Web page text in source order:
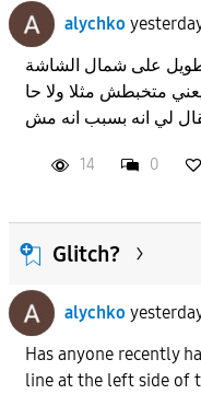
alychko
على شمال الشاشة
متخبطش مثلا ولا حا
14 0
Glitch?
alychko
Has anyone recently
line at the left side of